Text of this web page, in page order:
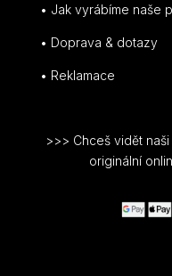
• Jak vyrábíme naše
• Doprava & dotazy
• Reklamace
>>> Chceš vidět
originální